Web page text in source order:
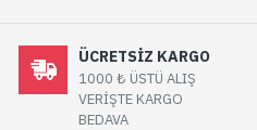
ÜCRETSIZ KARGO
1000 ₺ ÜSTÜ ALIŞ
VERİŞTE KARGO
BEDAVA